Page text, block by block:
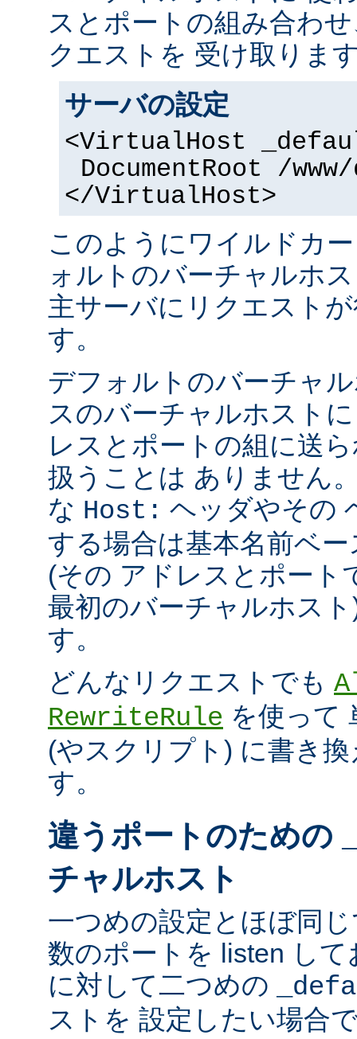
スとポートの組み合わ
クエストを 受け取りま
サーバの設定
<VirtualHost
DocumentRoot /
</VirtualHost>
このようにワイルドカ
ォルトのバーチャルホ
主サーバにリクエスト
す。
デフォルトのバーチャ
スのバーチャルホスト
レスとポートの組に送
扱うことは ありません
な Host: ヘッダやその
する場合は基本名前ベ
(その アドレスとポート
最初のバーチャルホス
す。
どんなリクエストでも
RewriteRule を使って
(やスクリプト) に書き
す。
違うポートのための
チャルホスト
一つめの設定とほぼ同
数のポートを listen し
に対して二つめの
ストを 設定したい場合